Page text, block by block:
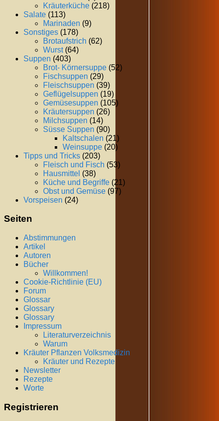
Kräuterküche (218)
Salate (113)
Marinaden (9)
Sonstiges (178)
Brotaufstrich (62)
Wurst(64)
Suppen (403)
Brot- Körnersuppe (52)
Fischsuppen (29)
Fleischsuppen (39)
Geflügelsuppen (19)
Gemüsesuppen (105)
Kräutersuppen (26)
Milchsuppen (14)
Süsse Suppen (90)
Kaltschalen (21)
Weinsuppe (20)
Tipps und Tricks (203)
Fleisch und Fisch (53)
Hausmittel (38)
Küche und Begriffe (21)
Obst und Gemüse (97)
Vorspeisen (24)
Seiten
Abstimmungen
Artikel
Autoren
Bücher
Willkommen!
Cookie-Richtlinie (EU)
Forum
Glossar
Glossary
Glossary
Impressum
Literaturverzeichnis
Warum
Kräuter Pflanzen Volksmedizin
Kräuter und Rezepte
Newsletter
Rezepte
Worte
Registrieren